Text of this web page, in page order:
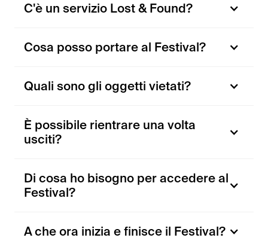
C'è un servizio Lost & Found?
Cosa posso portare al Festival?
Quali sono gli oggetti vietati?
È possibile rientrare una volta
usciti?
Di cosa ho bisogno per accedere al
Festival?
A che ora inizia e finisce il Festival?